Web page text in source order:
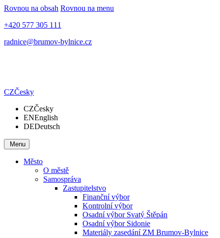
Rovnou na obsah Rovnou na menu
+420 577 305 111
radnice@brumov-bylnice.cz
CZČesky
CZČesky
ENEnglish
DEDeutsch
Menu
Město
O městě
Samospráva
Zastupitelstvo
Finanční výbor
Kontrolní výbor
Osadní výbor Svatý Štěpán
Osadní výbor Sidonie
Materiály zasedání ZM Brumov-Bylnice